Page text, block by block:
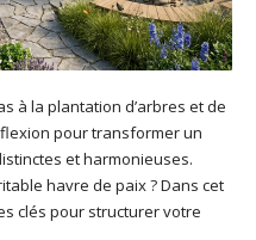
à la plantation d’arbres et de
pour transformer un
et harmonieuses.
havre de paix ? Dans cet
clés pour structurer votre